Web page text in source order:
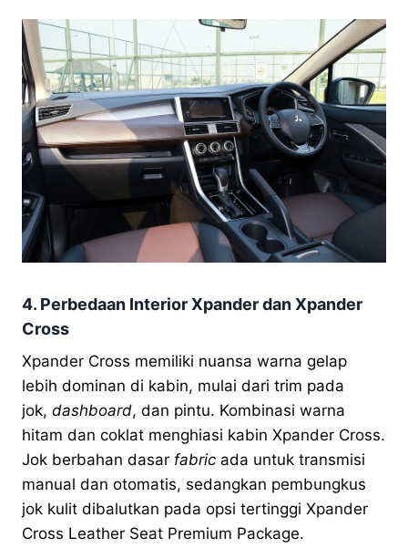
4. Perbedaan Interior Xpander dan Xpander
Cross
Xpander Cross memiliki nuansa warna gelap
lebih dominan di kabin, mulai dari trim pada
jok, dashboard, dan pintu. Kombinasi warna
hitam dan coklat menghiasi kabin Xpander Cross.
Jok berbahan dasar fabric ada untuk transmisi
manual dan otomatis, sedangkan pembungkus
jok kulit dibalutkan pada opsi tertinggi Xpander
Cross Leather Seat Premium Package.